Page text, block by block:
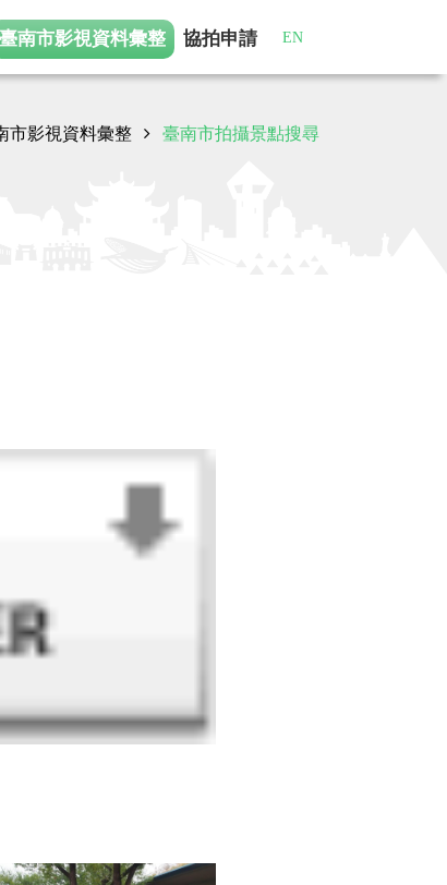
臺南市影視資料彙整 協拍申請 EN
市影視資料彙整 臺南市拍攝景點搜尋